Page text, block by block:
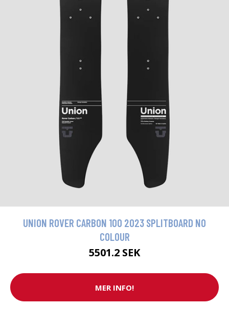
UNION ROVER CARBON 100 2023 SPLITBOARD NO
COLOUR
5501.2 SEK
MER INFO!